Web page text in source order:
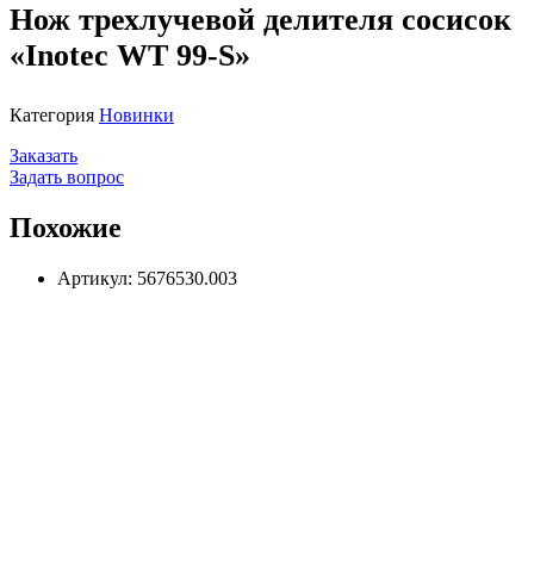
Нож трехлучевой делителя сосисок
«Inotec WT 99-S»
Категория Новинки
Заказать
Задать вопрос
Похожие
Артикул: 5676530.003